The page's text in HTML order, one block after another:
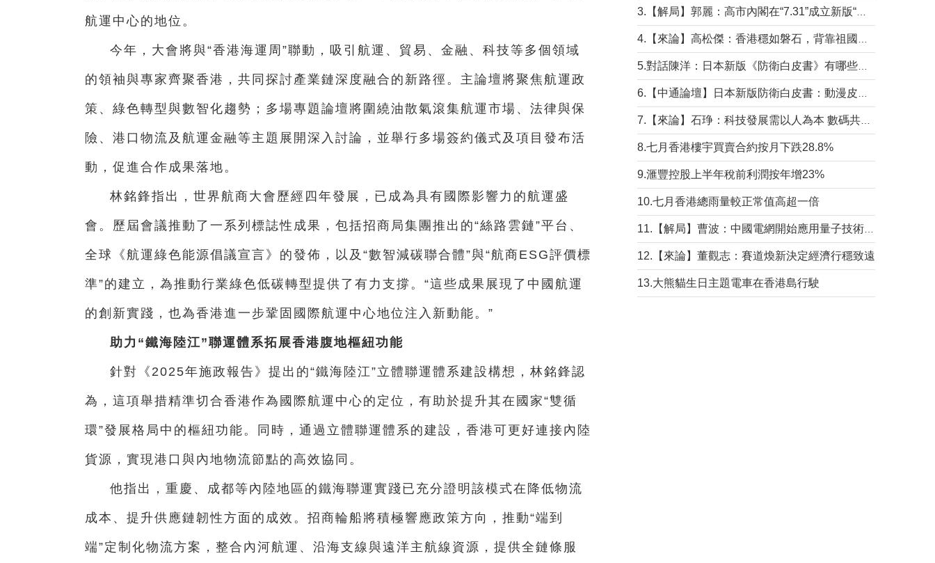
航運中心的地位。
今年，大會將與“香港海運周”聯動，吸引航運、貿易、金融、科技等多個領域
的領袖與專家齊聚香港，共同探討產業鏈深度融合的新路徑。主論壇將聚焦航運政
策、綠色轉型與數智化趨勢；多場專題論壇將圍繞油散氣滾集航運市場、法律與保
險、港口物流及航運金融等主題展開深入討論，並舉行多場簽約儀式及項目發布活
動，促進合作成果落地。
林銘鋒指出，世界航商大會歷經四年發展，已成為具有國際影響力的航運盛
會。歷屆會議推動了一系列標誌性成果，包括招商局集團推出的“絲路雲鏈”平台、
全球《航運綠色能源倡議宣言》的發佈，以及“數智減碳聯合體”與“航商ESG評價標
準”的建立，為推動行業綠色低碳轉型提供了有力支撐。“這些成果展現了中國航運
的創新實踐，也為香港進一步鞏固國際航運中心地位注入新動能。”
助力“鐵海陸江”聯運體系拓展香港腹地樞紐功能
針對《2025年施政報告》提出的“鐵海陸江”立體聯運體系建設構想，林銘鋒認
為，這項舉措精準切合香港作為國際航運中心的定位，有助於提升其在國家“雙循
環”發展格局中的樞紐功能。同時，通過立體聯運體系的建設，香港可更好連接內陸
貨源，實現港口與內地物流節點的高效協同。
他指出，重慶、成都等內陸地區的鐵海聯運實踐已充分證明該模式在降低物流
成本、提升供應鏈韌性方面的成效。招商輪船將積極響應政策方向，推動“端到
端”定制化物流方案，整合內河航運、沿海支線與遠洋主航線資源，提供全鏈條服
8.七月香港樓宇買賣合約按月下跌28.8%
9.滙豐控股上半年稅前利潤按年增23%
10.七月香港總雨量較正常值高超一倍
12.【來論】董觀志：賽道煥新決定經濟行穩致遠
13.大熊貓生日主題電車在香港島行駛